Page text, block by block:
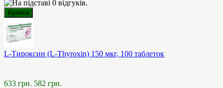
L-Тироксин (L-Thyroxin) 150 мкг, 100 таблеток
633 грн. 582 грн.